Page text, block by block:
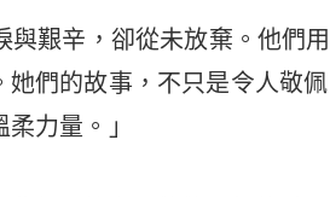
艱辛，卻從未放棄。他們用
們的故事，不只是令人敬佩
力量。」